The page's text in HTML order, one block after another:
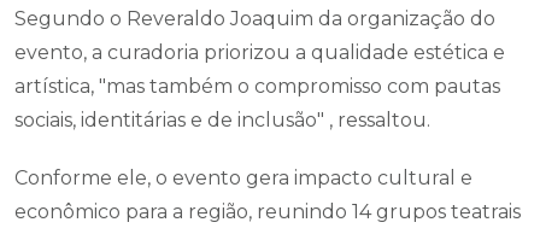
Segundo o Reveraldo Joaquim da organização do
evento, a curadoria priorizou a qualidade estética e
artística, "mas também o compromisso com pautas
sociais, identitárias e de inclusão" , ressaltou.
Conforme ele, o evento gera impacto cultural e
econômico para a região, reunindo 14 grupos teatrais